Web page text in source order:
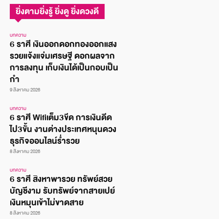
ยิ่งตามยิ่งรู้ ยิ่งดู ยิ่งดวงดี
บทความ
6 ราศี เงินออกดอกทองออกแสง
รวยแจ้งแจ่มเศรษฐี ดอกผลจาก
การลงทุน เก็บเงินได้เป็นกอบเป็น
กำ
9 สิงหาคม 2026
บทความ
6 ราศี Wifiเต็ม3ขีด การเงินดีด
ไป3ขั้น งานต่างประเทศหนุนดวง
ธุรกิจออนไลน์ร่ำรวย
8 สิงหาคม 2026
บทความ
6 ราศี สิงหาพารวย ทรัพย์สวย
บัญชีงาม รับทรัพย์จากสายเปย์
เงินหมุนเข้าไม่ขาดสาย
8 สิงหาคม 2026